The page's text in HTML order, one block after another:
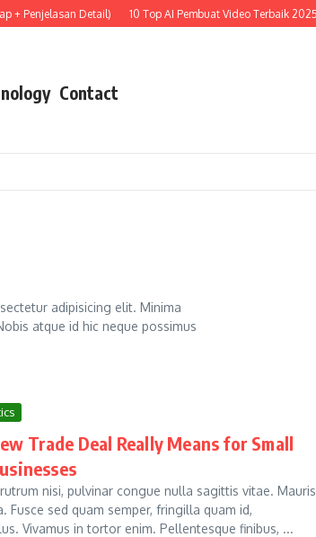
Penjelasan Detail) 10 Top AI Pembuat Video Terbaik 2025
Contact
adipisicing elit. Minima
atque id hic neque possimus
Trade Deal Really Means for Small
nisi, pulvinar congue nulla sagittis vitae. Mauris
Fusce sed quam semper, fringilla quam id,
Vivamus in tortor enim. Pellentesque finibus, ...